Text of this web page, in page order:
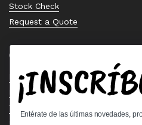
Stock Check
Request a Quote
Quick links
Bearing Knowledge Center
Privacy Policy
Terms & Conditions
Entérate de las últimas novedades,